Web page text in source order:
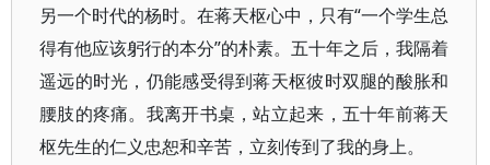
另一个时代的杨时。在蒋天枢心中，只有“一个学生总
得有他应该躬行的本分”的朴素。五十年之后，我隔着
遥远的时光，仍能感受得到蒋天枢彼时双腿的酸胀和
腰肢的疼痛。我离开书桌，站立起来，五十年前蒋天
枢先生的仁义忠恕和辛苦，立刻传到了我的身上。